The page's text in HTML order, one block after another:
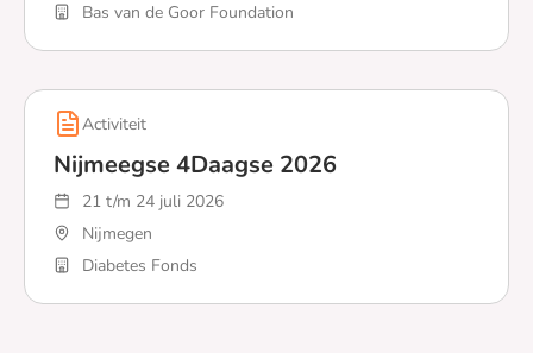
Bas van de Goor Foundation
Lees meer over Festival van de Bas van de Goor
Activiteit
Nijmeegse 4Daagse 2026
21 t/m 24 juli 2026
Nijmegen
Diabetes Fonds
Lees meer over Nijmeegse 4Daagse 2026